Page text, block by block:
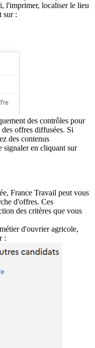
l'imprimer, localiser le lieu
sur :
des contrôles pour
offres diffusées. Si
des contenus
signaler en cliquant sur
France Travail peut vous
d'offres. Ces
des critères que vous
d'ouvrier agricole,
: